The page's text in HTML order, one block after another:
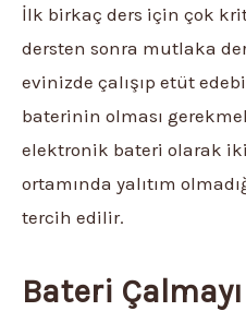
İlk birkaç ders için çok
dersten sonra mutlaka
evinizde çalışıp etüt
baterinin olması
elektronik bateri olarak
ortamında yalıtım
tercih edilir.
Bateri Çalmayı